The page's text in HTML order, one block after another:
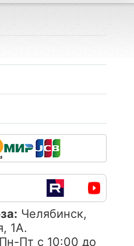
Челябинск,
1А.
Пн-Пт с 10:00 до